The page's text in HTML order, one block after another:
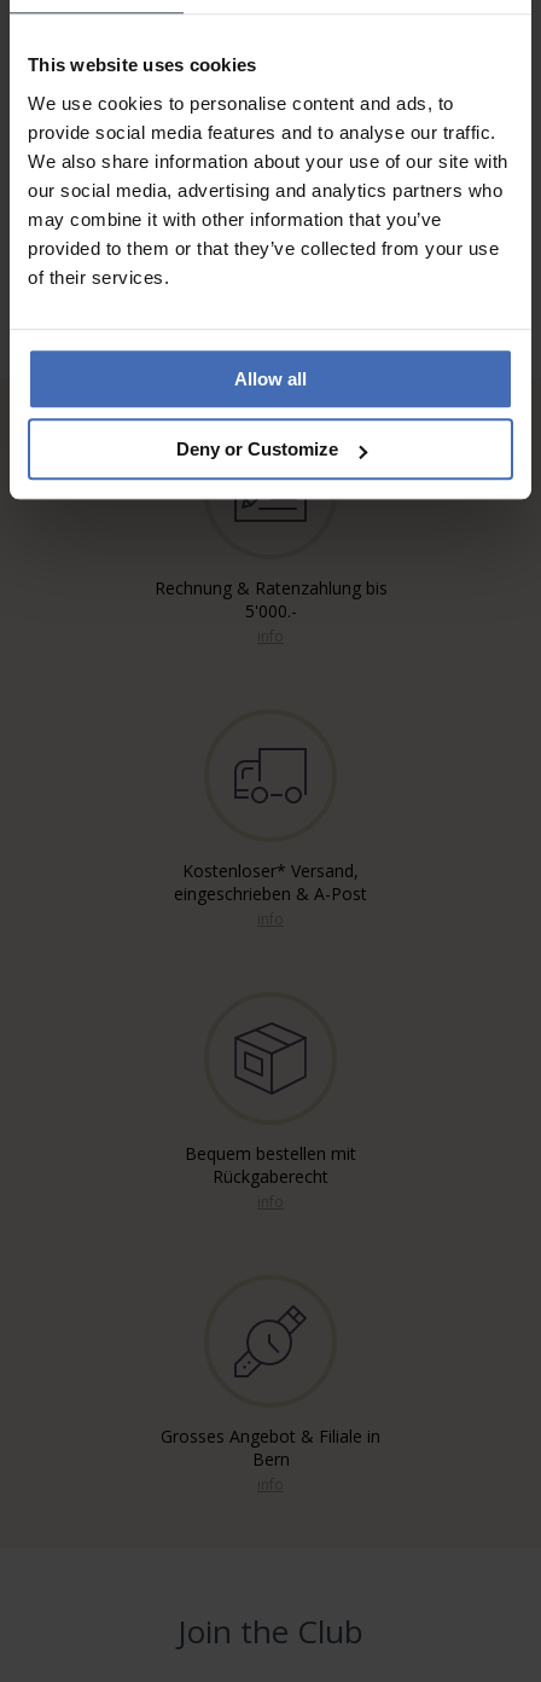
This website uses cookies
We use cookies to personalise content and ads, to
provide social media features and to analyse our traffic.
We also share information about your use of our site with
our social media, advertising and analytics partners who
may combine it with other information that you’ve
provided to them or that they’ve collected from your use
of their services.
Allow all
Deny or Customize
PREIS-LEISTUNG
Tolle Farbe
Rechnung & Ratenzahlung bis
5'000.-
Kostenloser* Versand,
eingeschrieben & A-Post
Bequem bestellen mit
Rückgaberecht
Grosses Angebot & Filiale in
Bern
Join the Club